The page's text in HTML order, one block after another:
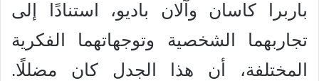
باربرا كاسان وآلان باديو، استنادًا إلى
تجاربهما الشخصية وتوجهاتهما الفكرية
المختلفة، أن هذا الجدل كان مضللًا.